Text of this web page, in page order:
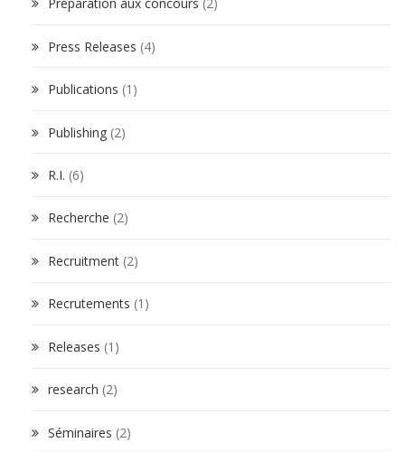
Press Releases (4)
Publications (1)
Publishing (2)
R.I. (6)
Recherche (2)
Recruitment (2)
Recrutements (1)
Releases (1)
research (2)
Séminaires (2)